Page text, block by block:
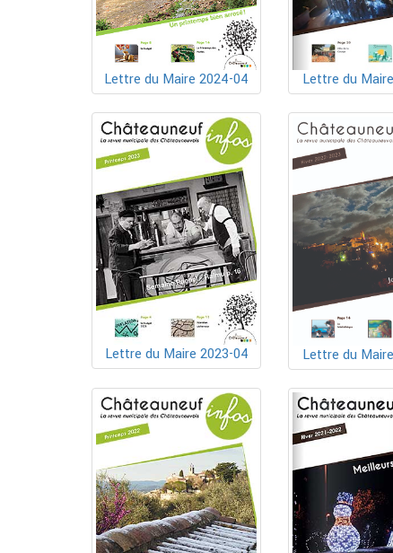
Lettre du Maire 2024-04 Lettre du
Lettre du Maire 2023-04 Lettre du